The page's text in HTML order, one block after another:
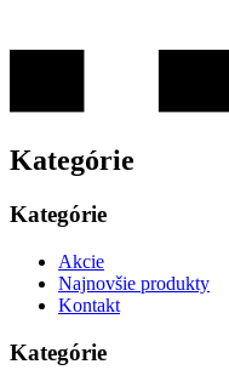
Kategórie
Kategórie
Akcie
Najnovšie produkty
Kontakt
Kategórie